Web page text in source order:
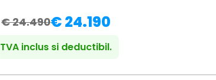
€ 24.490€ 24.190
TVA inclus si deductibil.